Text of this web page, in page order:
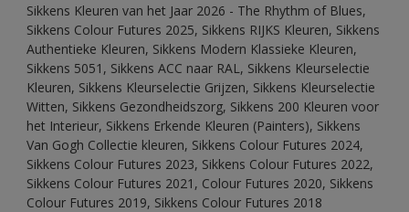
Sikkens Kleuren van het Jaar 2026 - The Rhythm of Blues,
Sikkens Colour Futures 2025, Sikkens RIJKS Kleuren, Sikkens
Authentieke Kleuren, Sikkens Modern Klassieke Kleuren,
Sikkens 5051, Sikkens ACC naar RAL, Sikkens Kleurselectie
Kleuren, Sikkens Kleurselectie Grijzen, Sikkens Kleurselectie
Witten, Sikkens Gezondheidszorg, Sikkens 200 Kleuren voor
het Interieur, Sikkens Erkende Kleuren (Painters), Sikkens
Van Gogh Collectie kleuren, Sikkens Colour Futures 2024,
Sikkens Colour Futures 2023, Sikkens Colour Futures 2022,
Sikkens Colour Futures 2021, Colour Futures 2020, Sikkens
Colour Futures 2019, Sikkens Colour Futures 2018